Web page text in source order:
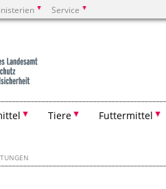
Service
Tiere Futtermittel